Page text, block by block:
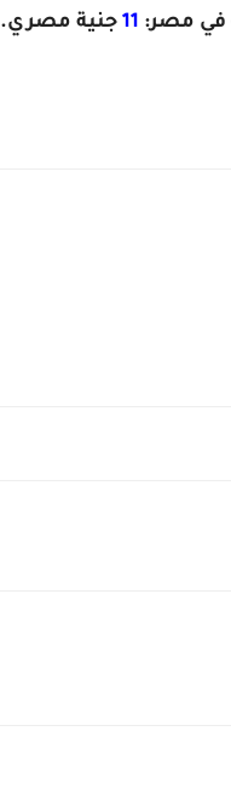
في مصر: 11 جنية مصري.